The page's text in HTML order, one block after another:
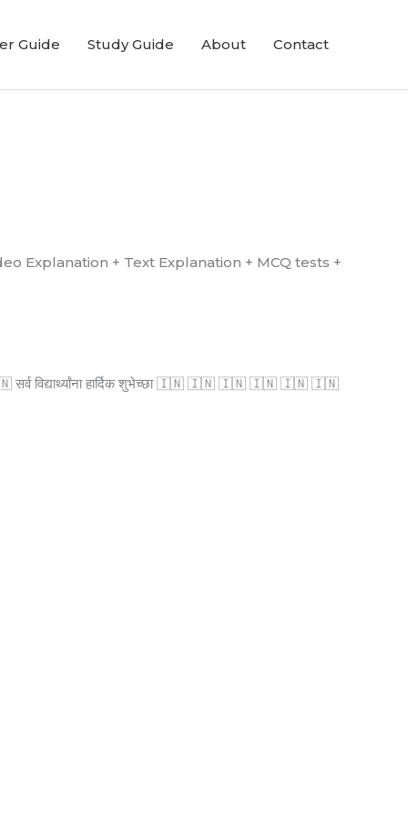
Guide Study Guide About Contact
(Video Explanation + Text Explanation + MCQ tests +
हार्दिक शुभेच्छा 🇮🇳 🇮🇳 🇮🇳 🇮🇳 🇮🇳 🇮🇳